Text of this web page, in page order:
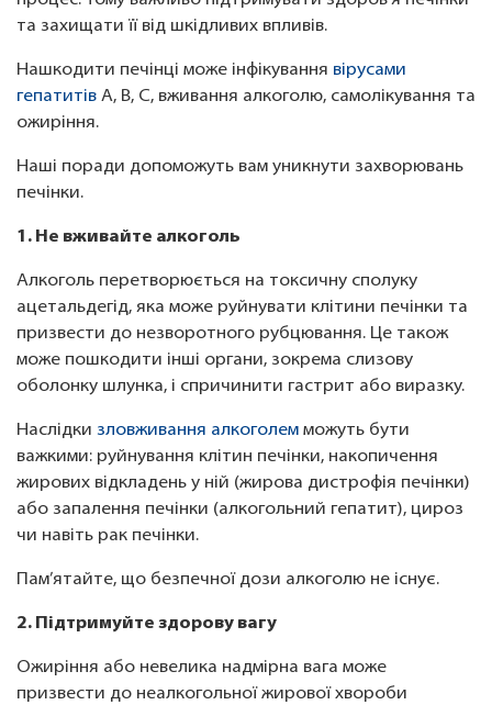
та захищати її від шкідливих впливів.
Нашкодити печінці може інфікування вірусами
гепатитів A, B, C, вживання алкоголю, самолікування та
ожиріння.
Наші поради допоможуть вам уникнути захворювань
печінки.
1. Не вживайте алкоголь
Алкоголь перетворюється на токсичну сполуку
ацетальдегід, яка може руйнувати клітини печінки та
призвести до незворотного рубцювання. Це також
може пошкодити інші органи, зокрема слизову
оболонку шлунка, і спричинити гастрит або виразку.
Наслідки зловживання алкоголем можуть бути
важкими: руйнування клітин печінки, накопичення
жирових відкладень у ній (жирова дистрофія печінки)
або запалення печінки (алкогольний гепатит), цироз
чи навіть рак печінки.
Пам’ятайте, що безпечної дози алкоголю не існує.
2. Підтримуйте здорову вагу
Ожиріння або невелика надмірна вага може
призвести до неалкогольної жирової хвороби